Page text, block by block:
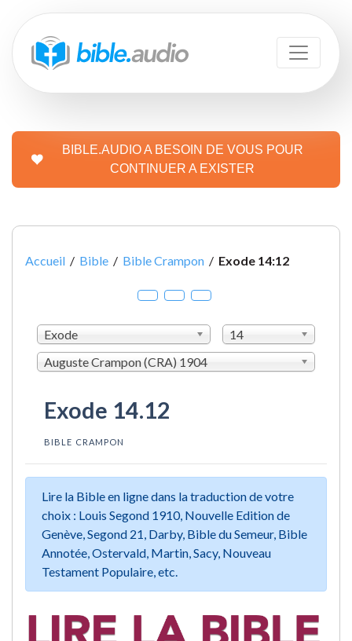
BIBLE.AUDIO A BESOIN DE VOUS POUR
CONTINUER A EXISTER
Accueil / Bible / Bible Crampon / Exode 14:12
Exode
14
Auguste Crampon (CRA) 1904
Exode 14.12
BIBLE CRAMPON
Lire la Bible en ligne dans la traduction de votre
choix : Louis Segond 1910, Nouvelle Edition de
Genève, Segond 21, Darby, Bible du Semeur, Bible
Annotée, Ostervald, Martin, Sacy, Nouveau
Testament Populaire, etc.